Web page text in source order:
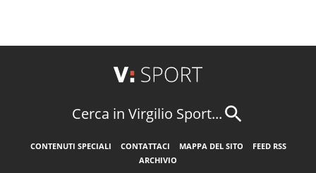
Cerca in Virgilio Sport...
CONTENUTI SPECIALI CONTATTACI MAPPA DEL SITO
FEED RSS
ARCHIVIO